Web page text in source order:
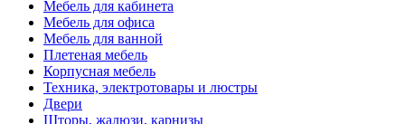
Мебель для кабинета
Мебель для офиса
Мебель для ванной
Плетеная мебель
Корпусная мебель
Техника, электротовары и люстры
Двери
Шторы, жалюзи, карнизы